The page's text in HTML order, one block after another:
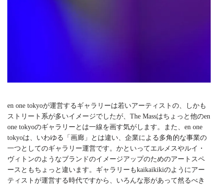
en one tokyoが運営するギャラリーは若いアーティストの、しかも
ストリート系が多いイメージでしたが、The Massはちょっと他のen
one tokyoのギャラリーとは一線を画す気がします。また、en one
tokyoは、いわゆる「画廊」とは違い、企業による多角的な事業の
一つとしてのギャラリー運営です。かといってエルメスやルイ・
ヴィトンのようなブランドのイメージアップのためのアートスペ
ースともちょっと違います。ギャラリーもkaikaikikiのようにアー
ティストが運営する時代ですから、いろんな形があって然るべき